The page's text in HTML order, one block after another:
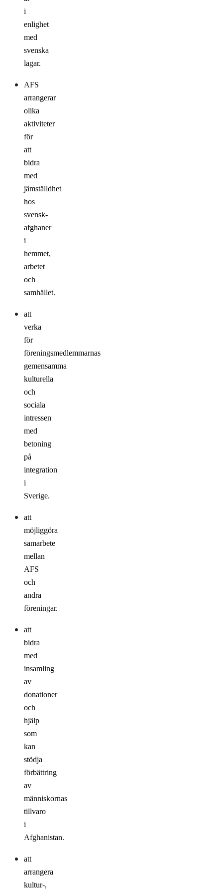
i
enlighet
med
svenska
lagar.
AFS
arrangerar
olika
aktiviteter
för
att
bidra
med
jämställdhet
hos
svensk-
afghaner
i
hemmet,
arbetet
och
samhället.
att
verka
för
föreningsmedlemmarnas
gemensamma
kulturella
och
sociala
intressen
med
betoning
på
integration
i
Sverige.
att
möjliggöra
samarbete
mellan
AFS
och
andra
föreningar.
att
bidra
med
insamling
av
donationer
och
hjälp
som
kan
stödja
förbättring
av
människornas
tillvaro
i
Afghanistan.
att
arrangera
kultur-,